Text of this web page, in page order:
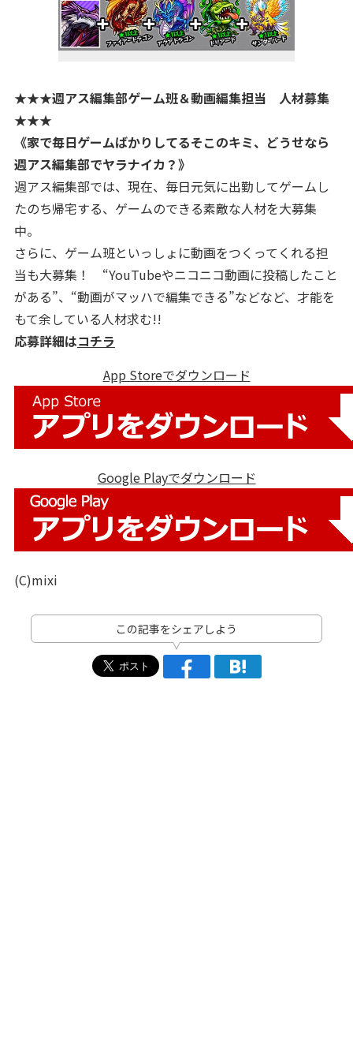
★★★週アス編集部ゲーム班＆動画編集担当 人材募集
★★★
《家で毎日ゲームばかりしてるそこのキミ、どうせなら
週アス編集部でヤラナイカ？》
週アス編集部では、現在、毎日元気に出勤してゲームし
たのち帰宅する、ゲームのできる素敵な人材を大募集
中。
さらに、ゲーム班といっしょに動画をつくってくれる担
当も大募集！ “YouTubeやニコニコ動画に投稿したこと
がある”、“動画がマッハで編集できる”などなど、才能を
もて余している人材求む!!
応募詳細はコチラ
App Storeでダウンロード
Google Playでダウンロード
(C)mixi
この記事をシェアしよう